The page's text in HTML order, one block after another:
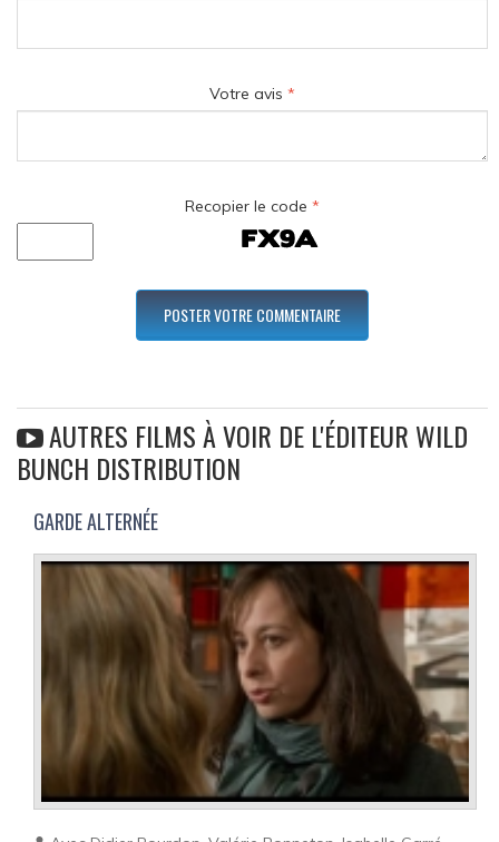
Votre avis *
Recopier le code *
AUTRES FILMS À VOIR DE L'ÉDITEUR WILD
BUNCH DISTRIBUTION
GARDE ALTERNÉE